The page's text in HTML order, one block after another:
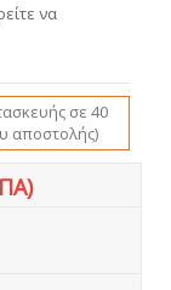
να
σε 40
αποστολής)